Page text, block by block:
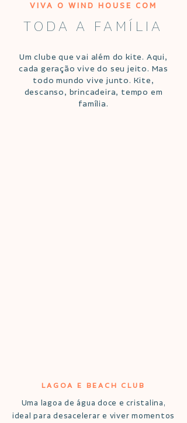
VIVA O WIND HOUSE COM
TODA A FAMÍLIA
Um clube que vai além do kite. Aqui,
cada geração vive do seu jeito. Mas
todo mundo vive junto. Kite,
descanso, brincadeira, tempo em
família.
LAGOA E BEACH CLUB
Uma lagoa de água doce e cristalina,
ideal para desacelerar e viver momentos